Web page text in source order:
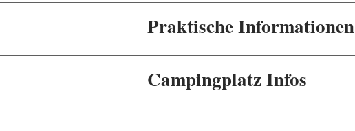
Praktische Informationen
Campingplatz Infos